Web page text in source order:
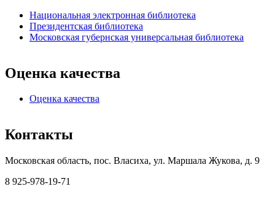
Национальная электронная библиотека
Президентская библиотека
Московская губернская универсальная библиотека
Оценка качества
Оценка качества
Контакты
Московская область, пос. Власиха, ул. Маршала Жукова, д. 9
8 925-978-19-71